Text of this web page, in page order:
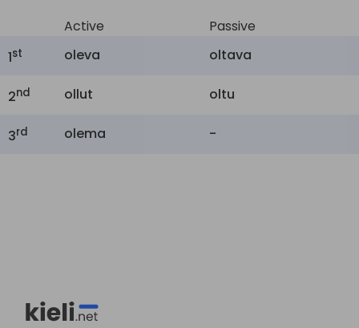
Active
Passive
1st oleva oltava
2nd ollut oltu
3rd olema -